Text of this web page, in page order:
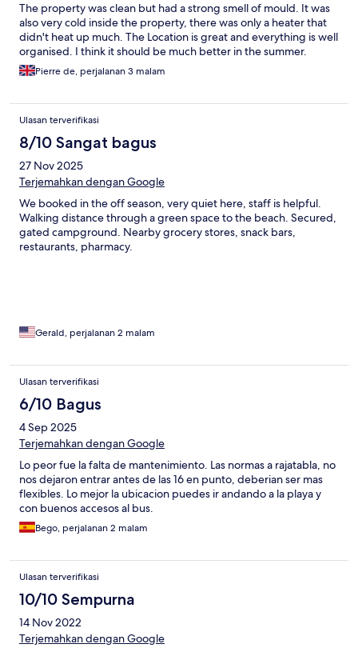
The property was clean but had a strong smell of mould. It was
also very cold inside the property, there was only a heater that
didn't heat up much. The Location is great and everything is well
organised. I think it should be much better in the summer.
Pierre de, perjalanan 3 malam
Ulasan terverifikasi
8/10 Sangat bagus
27 Nov 2025
Terjemahkan dengan Google
We booked in the off season, very quiet here, staff is helpful.
Walking distance through a green space to the beach. Secured,
gated campground. Nearby grocery stores, snack bars,
restaurants, pharmacy.
Gerald, perjalanan 2 malam
Ulasan terverifikasi
6/10 Bagus
4 Sep 2025
Terjemahkan dengan Google
Lo peor fue la falta de mantenimiento. Las normas a rajatabla, no
nos dejaron entrar antes de las 16 en punto, deberian ser mas
flexibles. Lo mejor la ubicacion puedes ir andando a la playa y
con buenos accesos al bus.
Bego, perjalanan 2 malam
Ulasan terverifikasi
10/10 Sempurna
14 Nov 2022
Terjemahkan dengan Google